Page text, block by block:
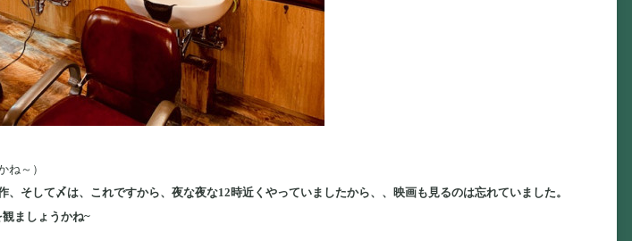
ね～）
そして〆は、これですから、夜な夜な12時近くやっていましたから、、映画も見るのは忘れていました。
ましょうかね~